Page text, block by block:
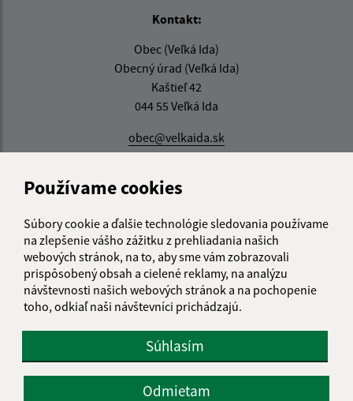
Používame cookies
Súbory cookie a ďalšie technológie sledovania používame
na zlepšenie vášho zážitku z prehliadania našich
webových stránok, na to, aby sme vám zobrazovali
prispôsobený obsah a cielené reklamy, na analýzu
návštevnosti našich webových stránok a na pochopenie
toho, odkiaľ naši návštevníci prichádzajú.
Súhlasím
Odmietam
Kontakt:
Obec (Veľká Ida)
Obecný úrad (Veľká Ida)
Kaštieľ 42
044 55 Veľká Ida
obec@velkaida.sk
+421 55 6992 616
IČO: 00324868